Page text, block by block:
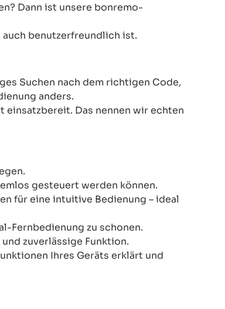
Dann ist unsere bonremo-
benutzerfreundlich ist.
Suchen nach dem richtigen Code,
anders.
Das nennen wir echten
gesteuert werden können.
für eine intuitive Bedienung – ideal
Fernbedienung zu schonen.
zuverlässige Funktion.
Ihres Geräts erklärt und